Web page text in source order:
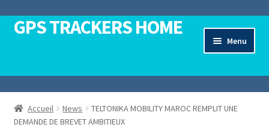
Aller
à
Aller
au
GPS TRACKERS HOME
Menu
enfant
Traceurs GPS
le
Accueil News
TELTONIKA MOBILITY MAROC REMPLIT UNE
DEMANDE DE BREVET AMBITIEUX